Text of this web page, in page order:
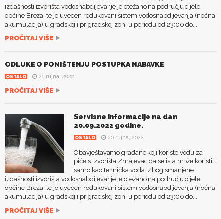
izdašnosti izvorišta vodosnabdijevanje je otežano na području cijele
općine Breza, te je uveden redukovani sistem vodosnabdijevanja (noćna
akumulacija) u gradskoj i prigradskoj zoni u periodu od 23:00 do...
PROČITAJ VIŠE
ODLUKE O PONIŠTENJU POSTUPKA NABAVKE
OSTALO 21 rujna, 2022
PROČITAJ VIŠE
Servisne informacije na dan
20.09.2022 godine.
OSTALO 20 rujna, 2022
Obavještavamo građane koji koriste vodu za
piće s izvorišta Zmajevac da se ista može koristiti
samo kao tehnička voda. Zbog smanjene
izdašnosti izvorišta vodosnabdijevanje je otežano na području cijele
općine Breza, te je uveden redukovani sistem vodosnabdijevanja (noćna
akumulacija) u gradskoj i prigradskoj zoni u periodu od 23:00 do...
PROČITAJ VIŠE